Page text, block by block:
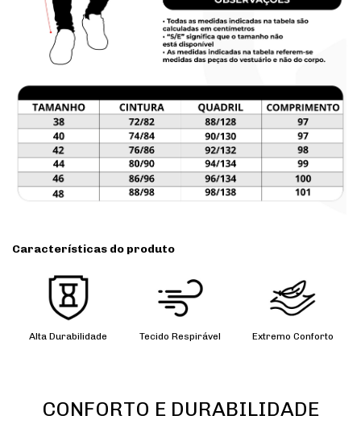
Características do produto
Alta Durabilidade Tecido Respirável Extremo Conforto
CONFORTO E DURABILIDADE